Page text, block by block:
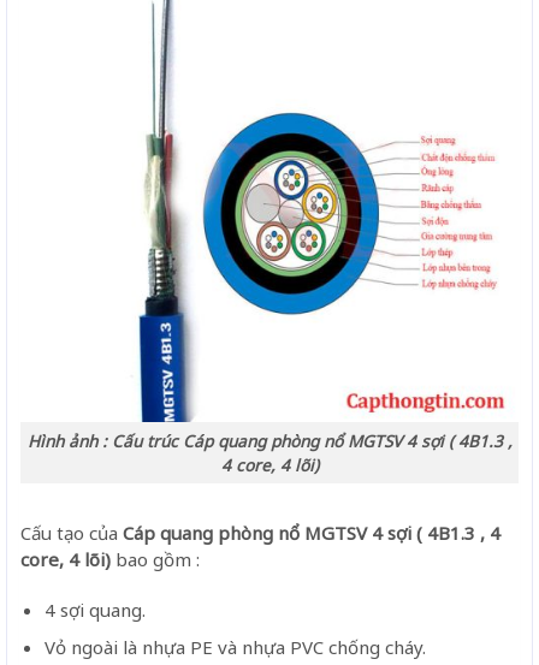
Hình ảnh : Cấu trúc Cáp quang phòng nổ MGTSV 4 sợi ( 4B1.3 ,
4 core, 4 lõi)
Cấu tạo của Cáp quang phòng nổ MGTSV 4 sợi ( 4B1.3 , 4
core, 4 lõi) bao gồm :
4 sợi quang.
Vỏ ngoài là nhựa PE và nhựa PVC chống cháy.